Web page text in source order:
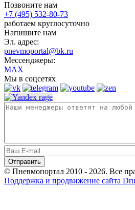
Позвоните нам
+7 (495) 532-80-73
работаем круглосуточно
Напишите нам
Эл. адрес:
pnevmoportal@bk.ru
Мессенджеры:
MAX
Мы в соцсетях
© Пневмопортал 2010 - 2026. Все
Поддержка и продвижение сайта